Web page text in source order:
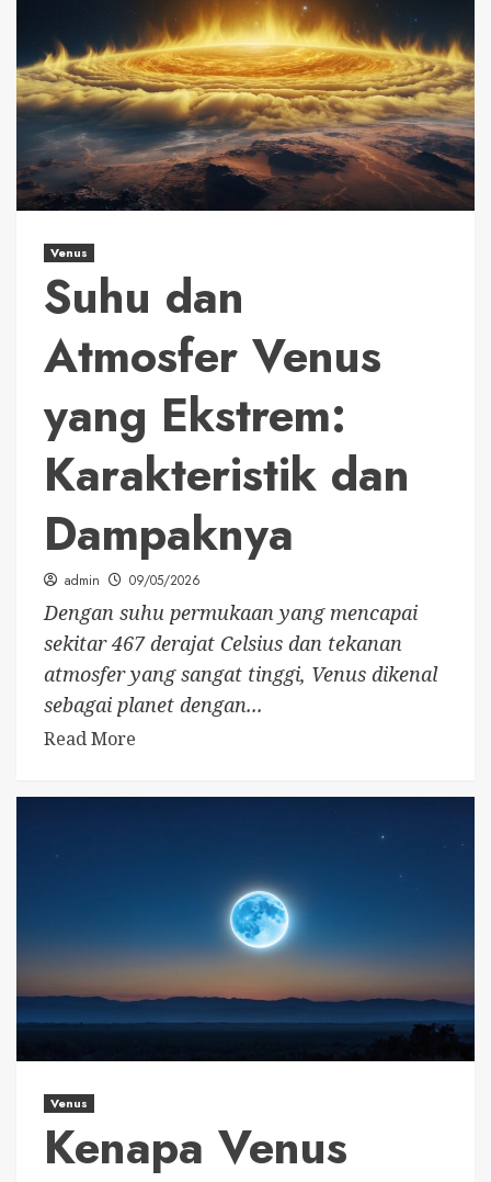
Venus
Suhu dan
Atmosfer Venus
yang Ekstrem:
Karakteristik dan
Dampaknya
admin 09/05/2026
Dengan suhu permukaan yang mencapai
sekitar 467 derajat Celsius dan tekanan
atmosfer yang sangat tinggi, Venus dikenal
sebagai planet dengan...
Read More
Venus
Kenapa Venus